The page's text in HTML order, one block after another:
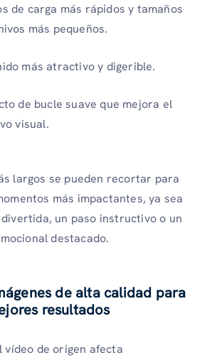
de carga más rápidos y tamaños
más pequeños.
más atractivo y digerible.
de bucle suave que mejora el
visual.
largos se pueden recortar para
más impactantes, ya sea
un paso instructivo o un
destacado.
de alta calidad para
resultados
vídeo de origen afecta